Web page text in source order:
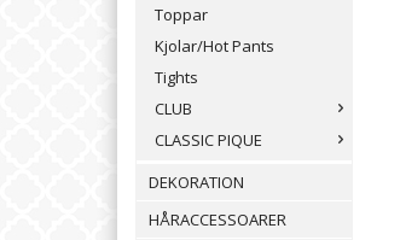
Toppar
Kjolar/Hot Pants
Tights
CLUB
CLASSIC PIQUE
DEKORATION
HÅRACCESSOARER